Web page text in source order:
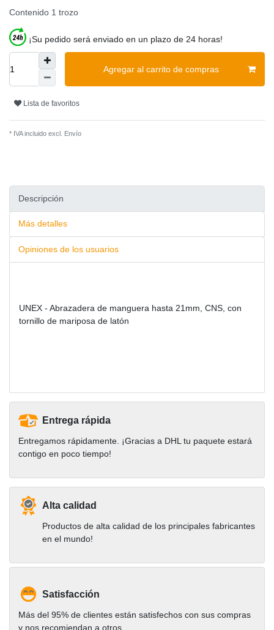
Contenido 1 trozo
¡Su pedido será enviado en un plazo de 24 horas!
Agregar al carrito de compras
Lista de favoritos
* IVA incluido excl. Envío
Descripción
Más detalles
Opiniones de los usuarios
UNEX - Abrazadera de manguera hasta 21mm, CNS, con
tornillo de mariposa de latón
Entrega rápida
Entregamos rápidamente. ¡Gracias a DHL tu paquete estará
contigo en poco tiempo!
Alta calidad
Productos de alta calidad de los principales fabricantes
en el mundo!
Satisfacción
Más del 95% de clientes están satisfechos con sus compras
y nos recomiendan a otros.